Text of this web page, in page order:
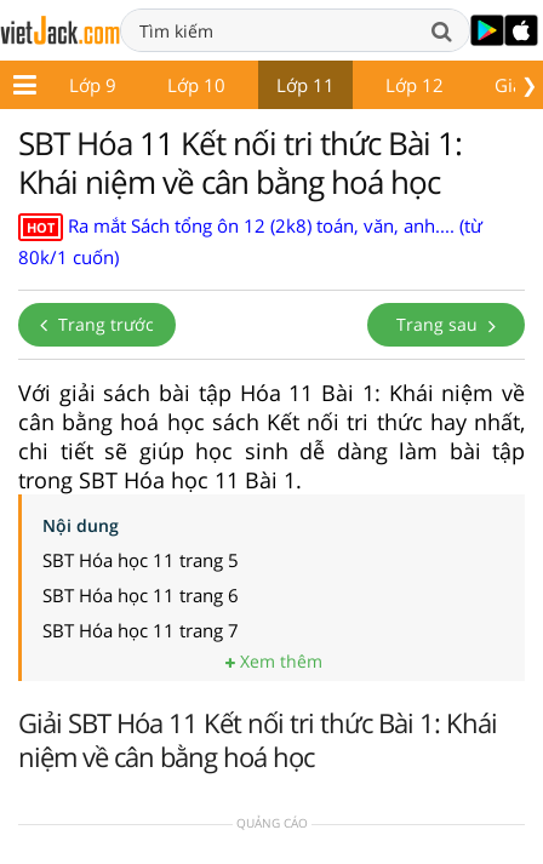
❯
8 Lớp 9 Lớp 10 Lớp 11 Lớp 12 Giáo
SBT Hóa 11 Kết nối tri thức Bài 1:
Khái niệm về cân bằng hoá học
HOT
Ra mắt Sách tổng ôn 12 (2k8) toán, văn, anh.... (từ
80k/1 cuốn)
Trang trước Trang sau
Với giải sách bài tập Hóa 11 Bài 1: Khái niệm về
cân bằng hoá học sách Kết nối tri thức hay nhất,
chi tiết sẽ giúp học sinh dễ dàng làm bài tập
trong SBT Hóa học 11 Bài 1.
Nội dung
SBT Hóa học 11 trang 5
SBT Hóa học 11 trang 6
SBT Hóa học 11 trang 7
Xem thêm
Giải SBT Hóa 11 Kết nối tri thức Bài 1: Khái
niệm về cân bằng hoá học
QUẢNG CÁO